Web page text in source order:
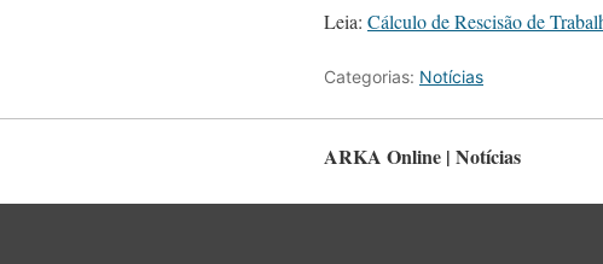
Leia: Cálculo de Rescisão de
Categorias: Notícias
ARKA Online | Notícias